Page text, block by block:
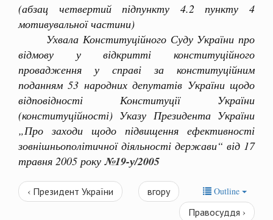
(абзац четвертий підпункту 4.2 пункту 4
мотивувальної частини)
Ухвала Конституційного Суду України про
відмову у відкритті конституційного
провадження у справі за конституційним
поданням 53 народних депутатів України щодо
відповідності Конституції України
(конституційності) Указу Президента України
„Про заходи щодо підвищення ефективності
зовнішньополітичної діяльності держави“ від 17
травня 2005 року №19-у/2005
Outline
‹ Президент України
вгору
Правосуддя ›